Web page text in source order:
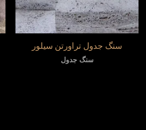
سنگ جدول تراورتن سیلور
سنگ جدول